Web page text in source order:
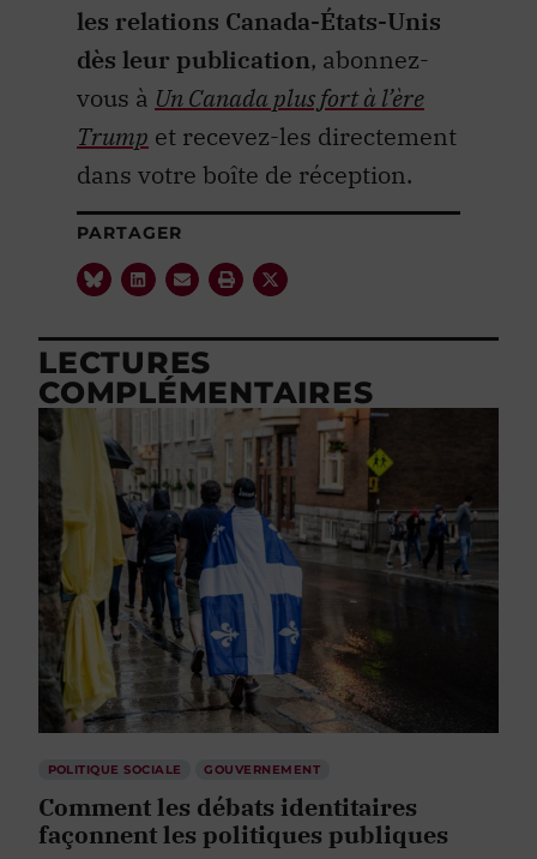
les relations Canada-États-Unis
dès leur publication, abonnez-
vous à Un Canada plus fort à l’ère
Trump et recevez-les directement
dans votre boîte de réception.
PARTAGER
LECTURES
COMPLÉMENTAIRES
POLITIQUE SOCIALE GOUVERNEMENT
Comment les débats identitaires
façonnent les politiques publiques